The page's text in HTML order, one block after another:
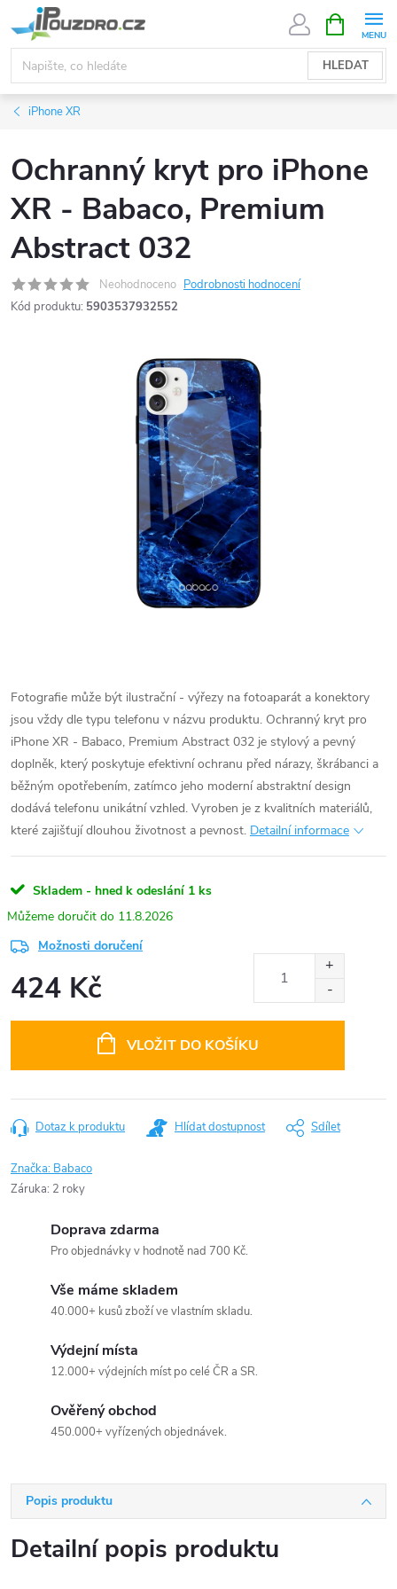
na
obsah
HLEDAT
NÁKUPNÍ
KOŠÍK
iPhone XR
Ochranný kryt pro iPhone
XR - Babaco, Premium
Abstract 032
Neohodnoceno Podrobnosti hodnocení
Kód produktu: 5903537932552
Fotografie může být ilustrační - výřezy na fotoaparát a konektory
jsou vždy dle typu telefonu v názvu produktu. Ochranný kryt pro
iPhone XR - Babaco, Premium Abstract 032 je stylový a pevný
doplněk, který poskytuje efektivní ochranu před nárazy, škrábanci a
běžným opotřebením, zatímco jeho moderní abstraktní design
dodává telefonu unikátní vzhled. Vyroben je z kvalitních materiálů,
které zajišťují dlouhou životnost a pevnost. Detailní informace
Skladem - hned k odeslání 1 ks
11.8.2026
Možnosti doručení
424 Kč
VLOŽIT DO KOŠÍKU
Dotaz k produktu Hlídat dostupnost Sdílet
Značka: Babaco
Záruka: 2 roky
Doprava zdarma
Pro objednávky v hodnotě nad 700 Kč.
Vše máme skladem
40.000+ kusů zboží ve vlastním skladu.
Výdejní místa
12.000+ výdejních míst po celé ČR a SR.
Ověřený obchod
450.000+ vyřízených objednávek.
Popis produktu
Detailní popis produktu